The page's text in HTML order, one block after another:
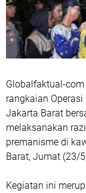
Globalfaktual-
rangkaian
Jakarta Barat
melaksanakan
premanisme di
Barat, Jumat (23/
Kegiatan ini